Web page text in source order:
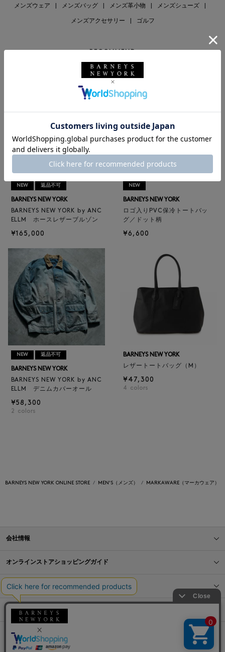
メンズウェア メンズバッグ メンズ革小物 メンズシューズ
メンズアクセサリー ゴルフ
NEW 返品不可
BARNEYS NEW YORK
BARNEYS NEW YORK by ANC
ELLM ホースレザーブルゾン
¥165,000
NEW
BARNEYS NEW YORK
ロゴ入りPVC保冷トートバッ
グ／ドット柄
¥6,600
NEW 返品不可
BARNEYS NEW YORK
BARNEYS NEW YORK by ANC
ELLM デニムカバーオール
¥58,300
2 colors
BARNEYS NEW YORK
レザートートバッグ（M）
¥47,300
4 colors
BARNEYS NEW YORK ONLINE STORE MEN'S（メンズ） MARKAWARE（マーカウェア）
会社情報
オンラインストアショッピングガイド
店舗情報
サービス